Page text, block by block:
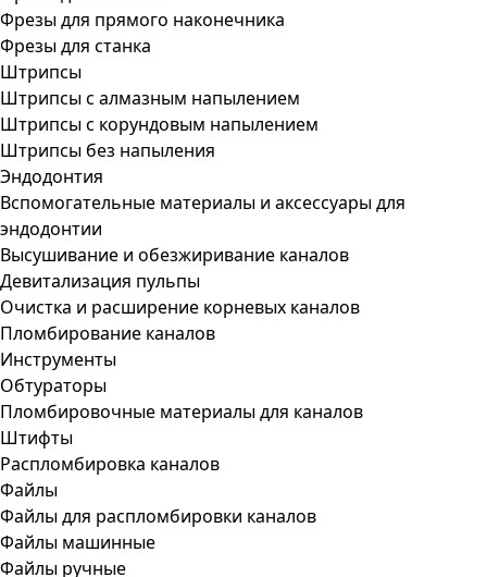
Фрезы для прямого наконечника
Фрезы для станка
Штрипсы
Штрипсы c алмазным напылением
Штрипсы c корундовым напылением
Штрипсы без напыления
Эндодонтия
Вспомогательные материалы и аксессуары для
эндодонтии
Высушивание и обезжиривание каналов
Девитализация пульпы
Очистка и расширение корневых каналов
Пломбирование каналов
Инструменты
Обтураторы
Пломбировочные материалы для каналов
Штифты
Распломбировка каналов
Файлы
Файлы для распломбировки каналов
Файлы машинные
Файлы ручные